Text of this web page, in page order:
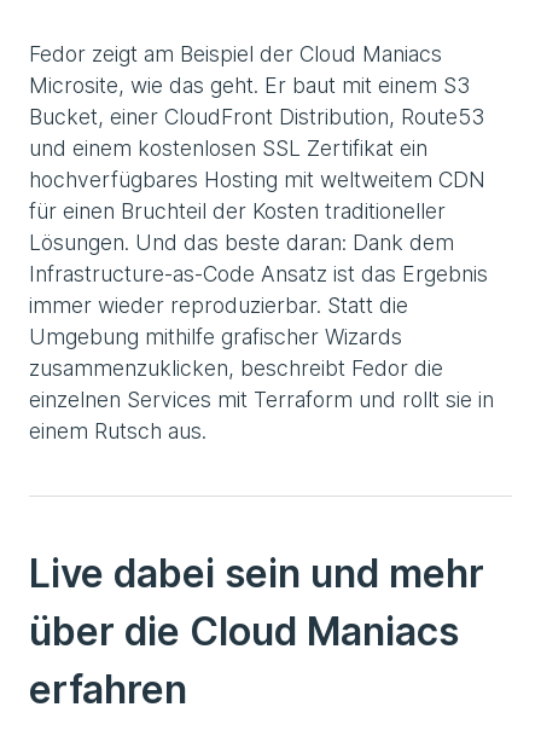
Fedor zeigt am Beispiel der Cloud Maniacs
Microsite, wie das geht. Er baut mit einem S3
Bucket, einer CloudFront Distribution, Route53
und einem kostenlosen SSL Zertifikat ein
hochverfügbares Hosting mit weltweitem CDN
für einen Bruchteil der Kosten traditioneller
Lösungen. Und das beste daran: Dank dem
Infrastructure-as-Code Ansatz ist das Ergebnis
immer wieder reproduzierbar. Statt die
Umgebung mithilfe grafischer Wizards
zusammenzuklicken, beschreibt Fedor die
einzelnen Services mit Terraform und rollt sie in
einem Rutsch aus.
Live dabei sein und mehr
über die Cloud Maniacs
erfahren